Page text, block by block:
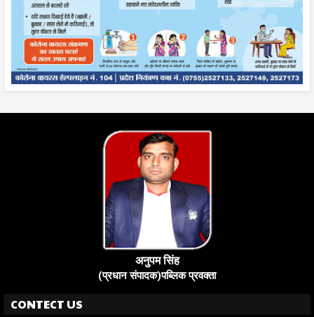
अनुपम सिंह
(प्रधान संपादक)पब्लिक प्रवक्ता
CONTECT US